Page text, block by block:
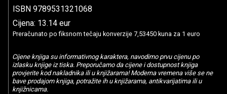
ISBN 9789531321068
Cijena: 13.14 eur
Preračunato po fiksnom tečaju konverzije 7,53450 kuna za 1 euro
Cijene knjiga su informativnog karaktera, navodimo prvu cijenu po
izlasku knjige iz tiska. Preporučamo da cijene i dostupnost knjiga
provjerite kod nakladnika ili u knjižarama! Moderna vremena više se ne
bave prodajom knjiga, potražite ih u knjižarama, antikvarijatima ili u
knjižnicama.